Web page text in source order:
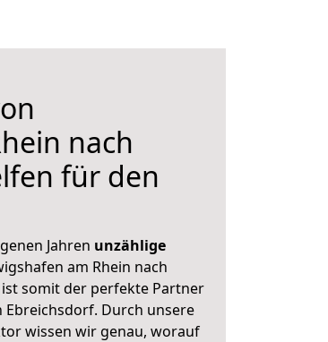
nach
für den
Jahren unzählige
am Rhein nach
somit der perfekte Partner
Durch unsere
wissen wir genau, worauf